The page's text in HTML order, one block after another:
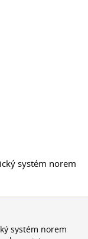
systém norem
systém norem